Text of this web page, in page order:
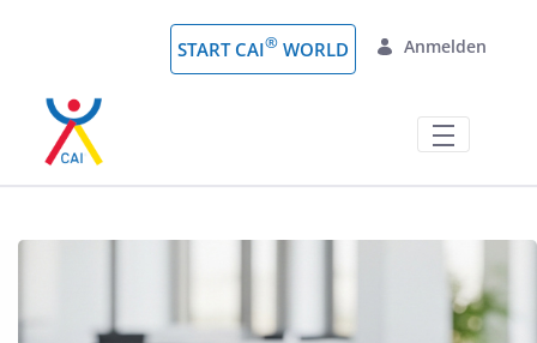
Zum Hauptinhalt springen
START CAI® WORLD Anmelden
Online-Meetings 🖥️ CAI Room